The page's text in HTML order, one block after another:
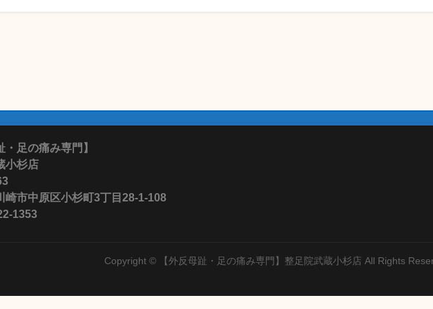
・足の痛み専門】
小杉店
崎市中原区小杉町3丁目28-1-108
1353
Copyright © 【外反母趾・足の痛み専門】整足院武蔵小杉店 All Rights